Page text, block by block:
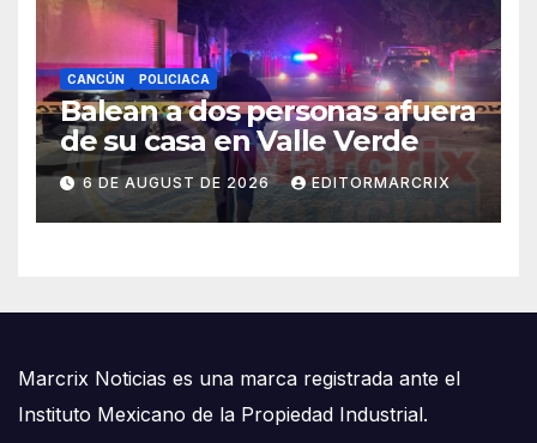
CANCÚN POLICIACA
Balean a dos personas afuera
de su casa en Valle Verde
6 DE AUGUST DE 2026 EDITORMARCRIX
Marcrix Noticias es una marca registrada ante el
Instituto Mexicano de la Propiedad Industrial.